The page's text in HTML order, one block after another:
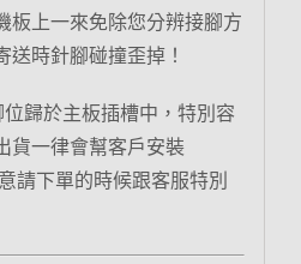
板上一來免除您分辨接腳方
送時針腳碰撞歪掉！
歸於主板插槽中，特別容
貨一律會幫客戶安裝
請下單的時候跟客服特別